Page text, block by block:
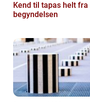
Kend til tapas helt fra
begyndelsen